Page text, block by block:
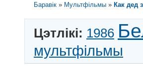
Баравік » Мультфільмы » Как дед
Цэтлікі: 1986
мультфільмы